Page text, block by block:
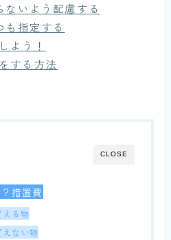
いよう配慮する
指定する
よう！
する方法
CLOSE
措置費
る物
ない物